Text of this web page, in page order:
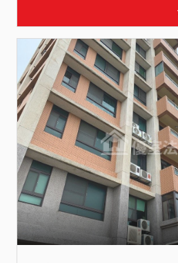
最高者得
三、保證
1,982,000
四、本件
定，拍定
五、本件
或使用人
費及水電
費用，應
關單位洽
六、拍賣
後經地政
面積應以